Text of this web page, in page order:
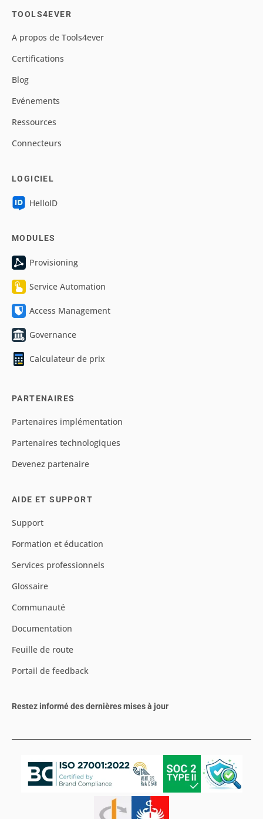
TOOLS4EVER
A propos de Tools4ever
Certifications
Blog
Evénements
Ressources
Connecteurs
LOGICIEL
HelloID
MODULES
Provisioning
Service Automation
Access Management
Governance
Calculateur de prix
PARTENAIRES
Partenaires implémentation
Partenaires technologiques
Devenez partenaire
AIDE ET SUPPORT
Support
Formation et éducation
Services professionnels
Glossaire
Communauté
Documentation
Feuille de route
Portail de feedback
Restez informé des dernières mises à jour